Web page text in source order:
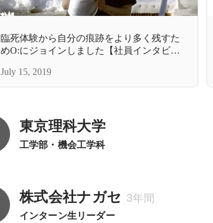
臨死体験から自分の痕跡をより多く残すた
めO:にジョインしました【社員インタビュ
July 15, 2019
東京理科大学
工学部・機会工学科
株式会社ナガセ 3年間
インターン生リーダー